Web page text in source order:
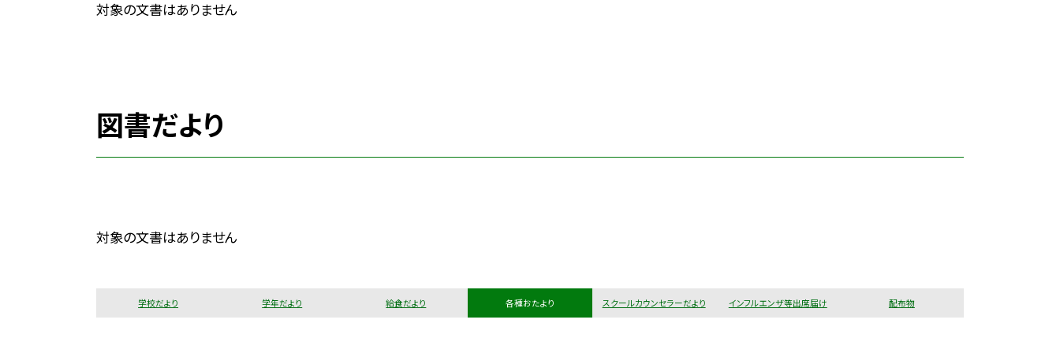
対象の文書はありません
図書だより
対象の文書はありません
学校だより 学年だより 給食だより 各種おたより スクールカウンセラーだより インフルエンザ等出席届け 配布物